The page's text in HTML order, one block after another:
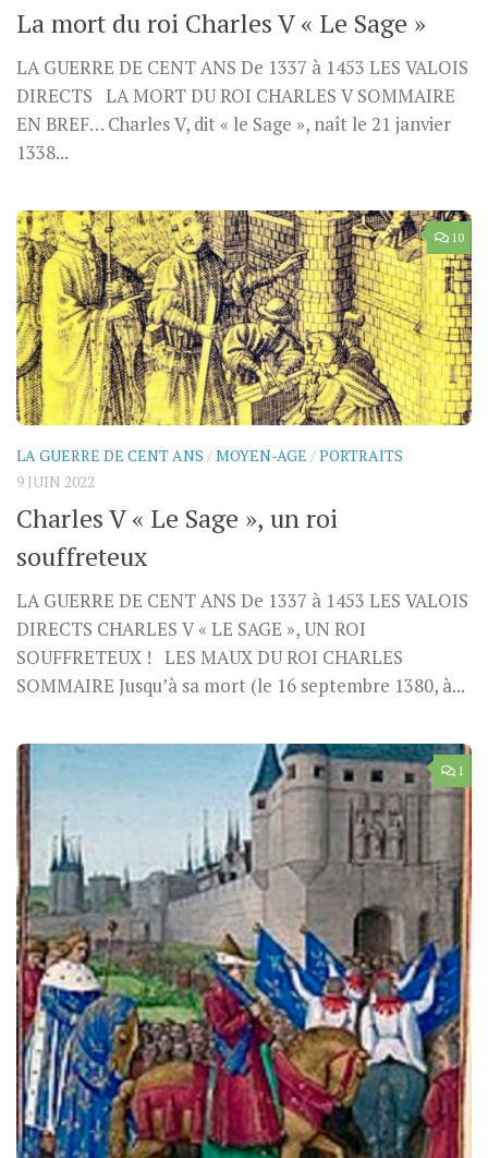
La mort du roi Charles V « Le Sage »
LA GUERRE DE CENT ANS De 1337 à 1453 LES VALOIS
DIRECTS LA MORT DU ROI CHARLES V SOMMAIRE
EN BREF… Charles V, dit « le Sage », naît le 21 janvier
1338...
10
LA GUERRE DE CENT ANS /MOYEN-AGE /PORTRAITS
9 JUIN 2022
Charles V « Le Sage », un roi
souffreteux
LA GUERRE DE CENT ANS De 1337 à 1453 LES VALOIS
DIRECTS CHARLES V « LE SAGE », UN ROI
SOUFFRETEUX ! LES MAUX DU ROI CHARLES
SOMMAIRE Jusqu’à sa mort (le 16 septembre 1380, à...
1